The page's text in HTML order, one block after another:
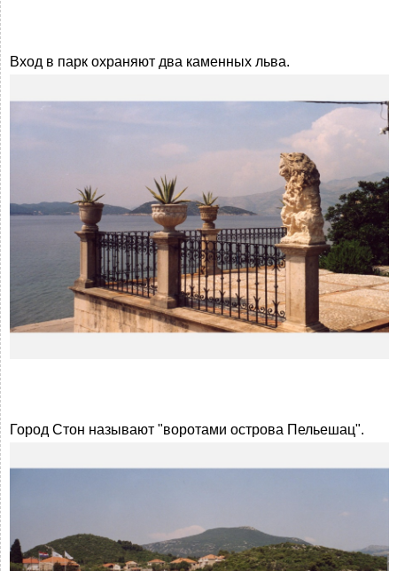
Вход в парк охраняют два каменных льва.
Город Стон называют "воротами острова Пельешац".